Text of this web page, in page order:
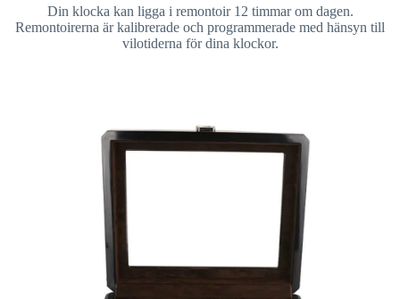
Din klocka kan ligga i remontoir 12 timmar om dagen.
Remontoirerna är kalibrerade och programmerade med hänsyn till
vilotiderna för dina klockor.